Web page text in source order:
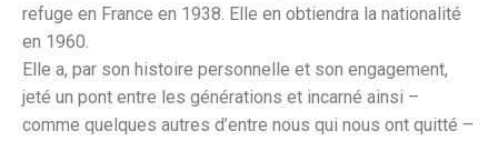
refuge en France en 1938. Elle en obtiendra la nationalité
en 1960.
Elle a, par son histoire personnelle et son engagement,
jeté un pont entre les générations et incarné ainsi –
comme quelques autres d’entre nous qui nous ont quitté –